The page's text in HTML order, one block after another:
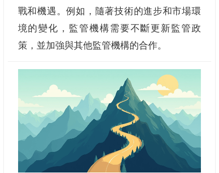
戰和機遇。例如，隨著技術的進步和市場環
境的變化，監管機構需要不斷更新監管政
策，並加強與其他監管機構的合作。